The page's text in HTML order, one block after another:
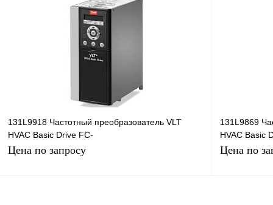
Запросить цену
131L9918 Частотный преобразователь VLT
HVAC Basic Drive FC-
101P90KT4E20H2XXCXXXS, 90кВт, 380В
Цена по запросу
131L9869
HVAC Basic
Цена по